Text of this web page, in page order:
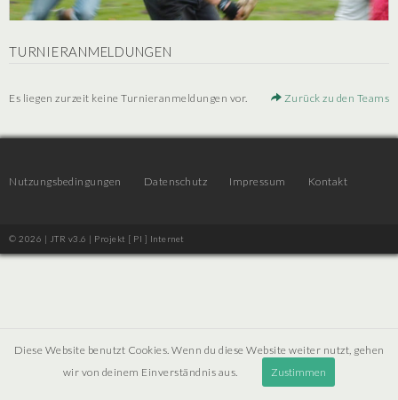
TURNIERANMELDUNGEN
Es liegen zurzeit keine Turnieranmeldungen vor. Zurück zu den Teams
Nutzungsbedingungen Datenschutz Impressum Kontakt
© 2026 | JTR v3.6 | Projekt [ PI ] Internet
Diese Website benutzt Cookies. Wenn du diese Website weiter nutzt, gehen
wir von deinem Einverständnis aus.
Zustimmen